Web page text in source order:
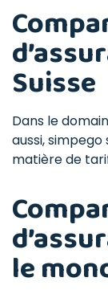
Suisse
Dans le
aussi,
matière de
le